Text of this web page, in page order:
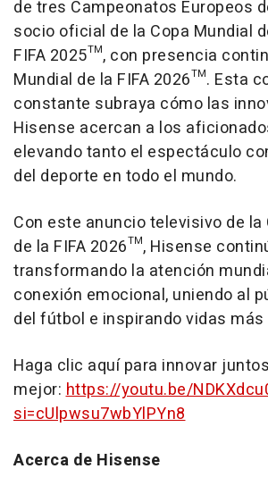
de tres Campeonatos Europeos
socio oficial de la Copa Mundial
FIFA 2025™, con presencia
Mundial de la FIFA 2026™. Esta
constante subraya cómo las
Hisense acercan a los
elevando tanto el espectáculo
del deporte en todo el mundo.
Con este anuncio televisivo de la
de la FIFA 2026™, Hisense
transformando la atención
conexión emocional, uniendo al
del fútbol e inspirando vidas
Haga clic aquí para innovar
mejor:https://youtu.be/
si=cUlpwsu7wbYlPYn8
Acerca de Hisense